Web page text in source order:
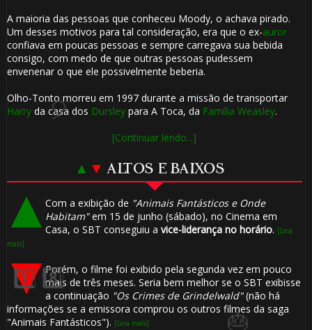
A maioria das pessoas que conheceu Moody, o achava pirado.
Um desses motivos para tal consideração, era que o ex-auror
confiava em poucas pessoas e sempre carregava sua bebida
consigo, com medo de que outras pessoas pudessem
envenenar o que ele possivelmente beberia.
Olho-Tonto morreu em 1997 durante a missão de transportar
Harryda casa dos Dursleypara A Toca, da Família Weasley.
[Continuar lendo...]
▲ ▼ ALTOS E BAIXOS
Com a exibição de "Animais Fantásticos e Onde
Habitam"em 15 de junho (sábado), no Cinema em
Casa, o SBT conseguiu a vice-liderança no horário. [Leia
mais]
Porém, o filme foi exibido pela segunda vez em pouco
mais de três meses. Seria bem melhor se o SBT exibisse
a continuação "Os Crimes de Grindelwald"(não há
informações se a emissora comprou os outros filmes da saga
"Animais Fantásticos"). [Leia mais]
1️⃣ 8️⃣
1️⃣ 8️⃣